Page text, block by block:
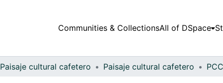
Communities & CollectionsAll of DSpace
Paisaje cultural cafetero Paisaje cultural cafetero